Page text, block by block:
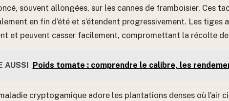
souvent allongées, sur les cannes de framboisier. Ces
en fin d’été et s’étendent progressivement. Les tiges
et peuvent casser facilement, compromettant la récolte de
AUSSI Poids tomate : comprendre le calibre, les
cryptogamique adore les plantations denses où l’air